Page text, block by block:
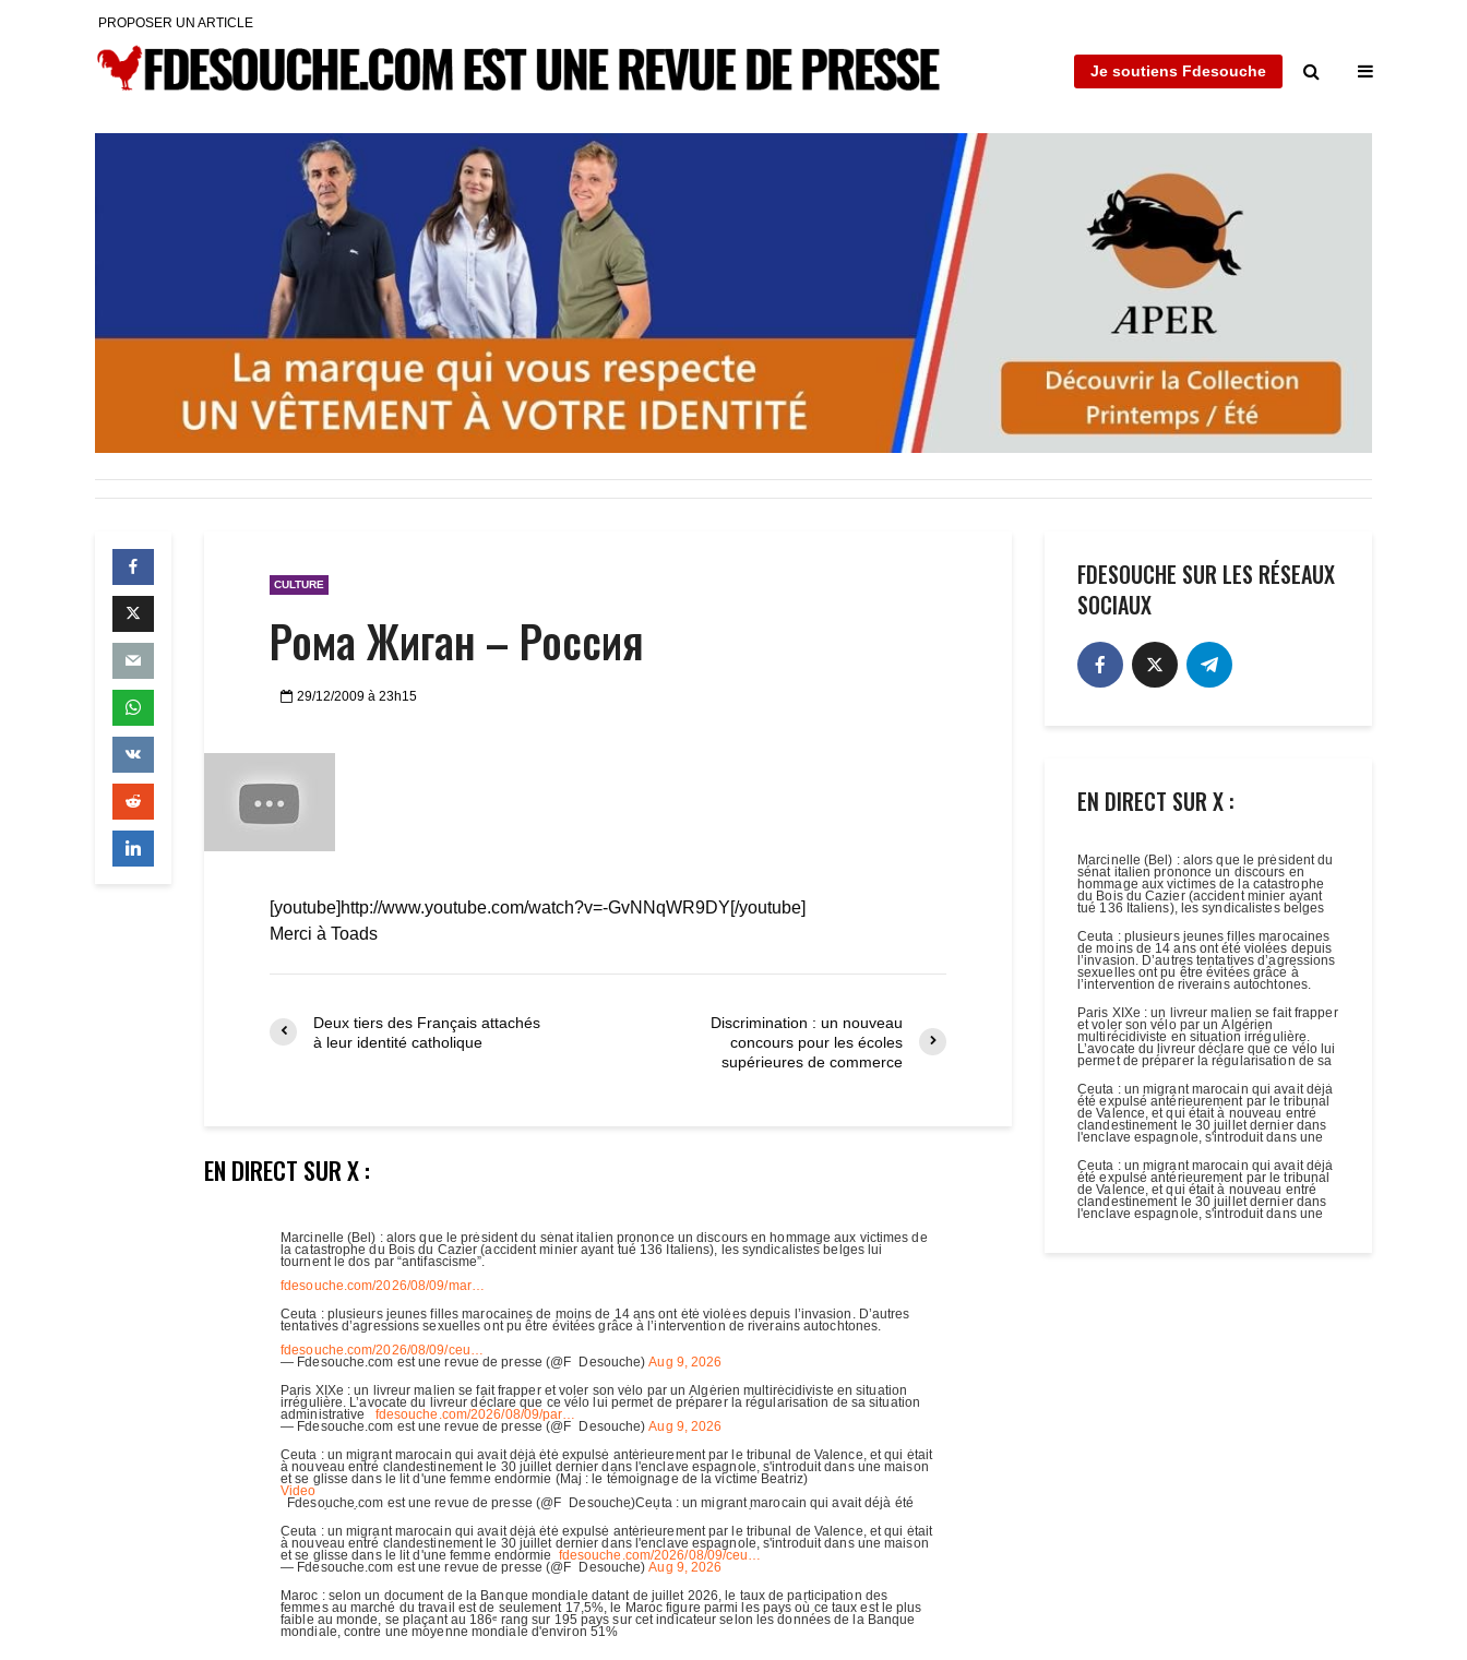
PROPOSER UN ARTICLE
Je soutiens Fdesouche
CULTURE
Рома Жиган – Россия
29/12/2009 à 23h15
[youtube]http://www.youtube.com/watch?v=-GvNNqWR9DY[/youtube]
Merci à Toads
Deux tiers des Français attachés
à leur identité catholique
Discrimination : un nouveau
concours pour les écoles
supérieures de commerce
EN DIRECT SUR X :
FDESOUCHE SUR LES RÉSEAUX
SOCIAUX
EN DIRECT SUR X :